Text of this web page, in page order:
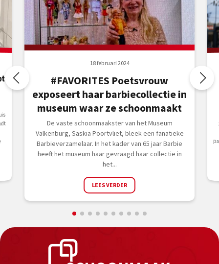
18 februari 2024
#FAVORITES Poetsvrouw
exposeert haar barbiecollectie in
museum waar ze schoonmaakt
De vaste schoonmaakster van het Museum
Valkenburg, Saskia Poortvliet, bleek een fanatieke
Barbieverzamelaar. In het kader van 65 jaar Barbie
heeft het museum haar gevraagd haar collectie in
het...
LEES VERDER